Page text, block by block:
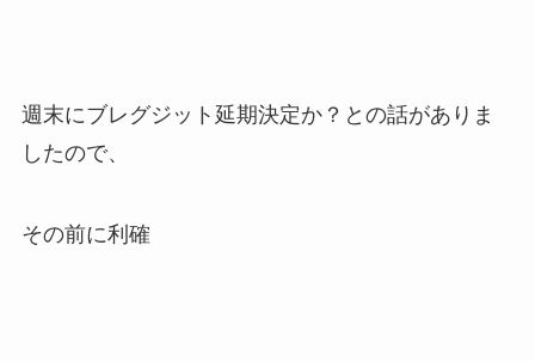
週末にブレグジット延期決定か？との話がありま
したので、
その前に利確